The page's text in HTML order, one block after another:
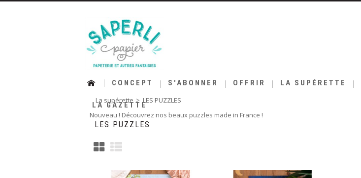
CONCEPT S'ABONNER OFFRIR LA SUPÉRETTE
LA GAZETTE
La supérette > LES PUZZLES
Nouveau ! Découvrez nos beaux puzzles made in France !
LES PUZZLES